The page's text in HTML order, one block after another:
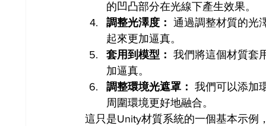
的凹凸部分在光線下產生效果。
調整光澤度： 通過調整材質的光
起來更加逼真。
套用到模型： 我們將這個材質套
加逼真。
調整環境光遮罩： 我們可以添加
周圍環境更好地融合。
這只是Unity材質系統的一個基本示例